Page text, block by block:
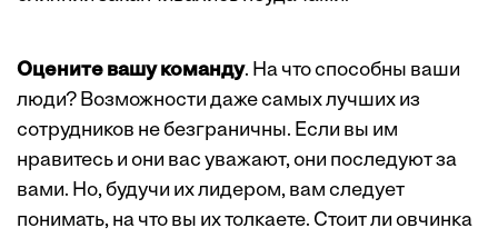
Оцените вашу команду. На что способны ваши
люди? Возможности даже самых лучших из
сотрудников не безграничны. Если вы им
нравитесь и они вас уважают, они последуют за
вами. Но, будучи их лидером, вам следует
понимать, на что вы их толкаете. Стоит ли овчинка